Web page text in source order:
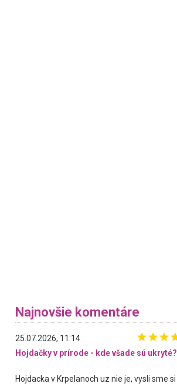
Najnovšie komentáre
25.07.2026, 11:14
Hojdačky v prírode - kde všade sú ukryté?